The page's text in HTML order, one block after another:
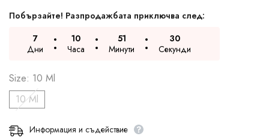
Побързайте! Разпродажбата приключва след:
7
Дни
10
Часа
51
Минути
29
Секунди
Size: 10 Ml
10 Ml
Информация и съдействие